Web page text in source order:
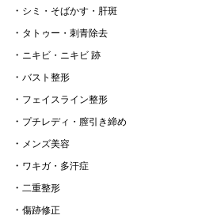
シミ・そばかす・肝斑
タトゥー・刺青除去
ニキビ・ニキビ 跡
バスト整形
フェイスライン整形
プチレディ・膣引き締め
メンズ美容
ワキガ・多汗症
二重整形
傷跡修正